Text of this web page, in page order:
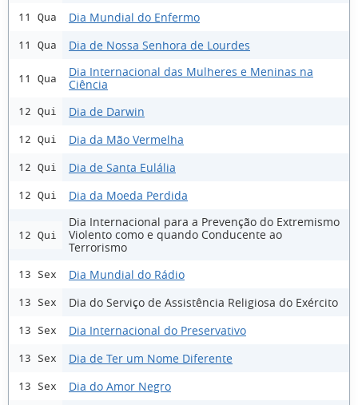
11 Qua Dia Mundial do Enfermo
11 Qua Dia de Nossa Senhora de Lourdes
11 Qua
Dia Internacional das Mulheres e Meninas na
Ciência
12 Qui Dia de Darwin
12 Qui Dia da Mão Vermelha
12 Qui Dia de Santa Eulália
12 Qui Dia da Moeda Perdida
12 Qui
Dia Internacional para a Prevenção do Extremismo
Violento como e quando Conducente ao
Terrorismo
13 Sex Dia Mundial do Rádio
13 Sex Dia do Serviço de Assistência Religiosa do Exército
13 Sex Dia Internacional do Preservativo
13 Sex Dia de Ter um Nome Diferente
13 Sex Dia do Amor Negro